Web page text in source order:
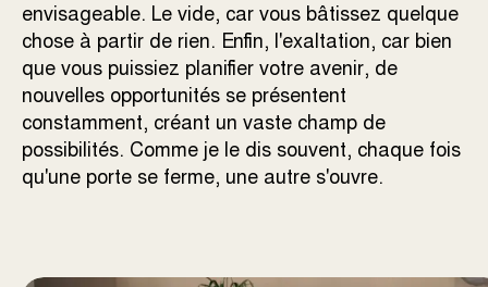
envisageable. Le vide, car vous bâtissez quelque
chose à partir de rien. Enfin, l'exaltation, car bien
que vous puissiez planifier votre avenir, de
nouvelles opportunités se présentent
constamment, créant un vaste champ de
possibilités. Comme je le dis souvent, chaque fois
qu'une porte se ferme, une autre s'ouvre.